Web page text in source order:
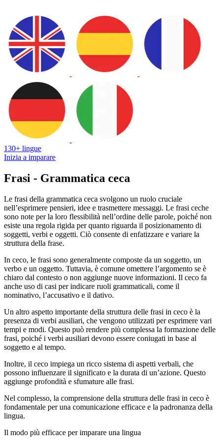
130+ lingue
Inizia a imparare
Frasi - Grammatica ceca
Le frasi della grammatica ceca svolgono un ruolo cruciale
nell’esprimere pensieri, idee e trasmettere messaggi. Le frasi ceche
sono note per la loro flessibilità nell’ordine delle parole, poiché non
esiste una regola rigida per quanto riguarda il posizionamento di
soggetti, verbi e oggetti. Ciò consente di enfatizzare e variare la
struttura della frase.
In ceco, le frasi sono generalmente composte da un soggetto, un
verbo e un oggetto. Tuttavia, è comune omettere l’argomento se è
chiaro dal contesto o non aggiunge nuove informazioni. Il ceco fa
anche uso di casi per indicare ruoli grammaticali, come il
nominativo, l’accusativo e il dativo.
Un altro aspetto importante della struttura delle frasi in ceco è la
presenza di verbi ausiliari, che vengono utilizzati per esprimere vari
tempi e modi. Questo può rendere più complessa la formazione delle
frasi, poiché i verbi ausiliari devono essere coniugati in base al
soggetto e al tempo.
Inoltre, il ceco impiega un ricco sistema di aspetti verbali, che
possono influenzare il significato e la durata di un’azione. Questo
aggiunge profondità e sfumature alle frasi.
Nel complesso, la comprensione della struttura delle frasi in ceco è
fondamentale per una comunicazione efficace e la padronanza della
lingua.
Il modo più efficace per imparare una lingua